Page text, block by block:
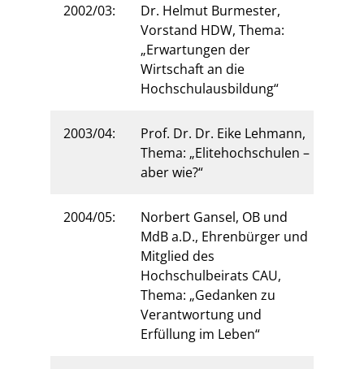
2002/03:
Dr. Helmut Burmester,
Vorstand HDW, Thema:
„Erwartungen der
Wirtschaft an die
Hochschulausbildung“
2003/04:
Prof. Dr. Dr. Eike Lehmann,
Thema: „Elitehochschulen –
aber wie?“
2004/05:
Norbert Gansel, OB und
MdB a.D., Ehrenbürger und
Mitglied des
Hochschulbeirats CAU,
Thema: „Gedanken zu
Verantwortung und
Erfüllung im Leben“